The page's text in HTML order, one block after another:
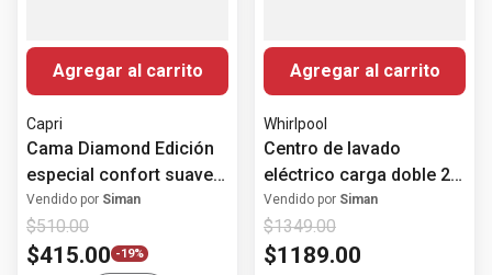
Agregar al carrito
Capri
Cama Diamond Edición
especial confort suave
Cool Max
Vendido por Siman
$510.00
$415.00 -19%
Agregar al carrito
Whirlpool
Centro de lavado
eléctrico carga doble 20
kg 7MWET4027HW
Whirlpool
Vendido por Siman
$1349.00
$1189.00